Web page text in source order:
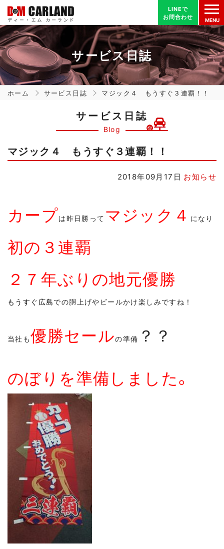
LINEで
お問合わせ
MENU
LINEで
お問合わせ
サービス日誌
ホーム サービス日誌 マジック４ もうすぐ３連覇！！
サービス日誌
Blog
マジック４ もうすぐ３連覇！！
2018年09月17日 お知らせ
カープは昨日勝って マジック４ になり
初の３連覇
２７年ぶりの地元優勝
もうすぐ広島での胴上げやビールかけ楽しみですね！
当社も優勝セールの準備 ？？
のぼりを準備しました。